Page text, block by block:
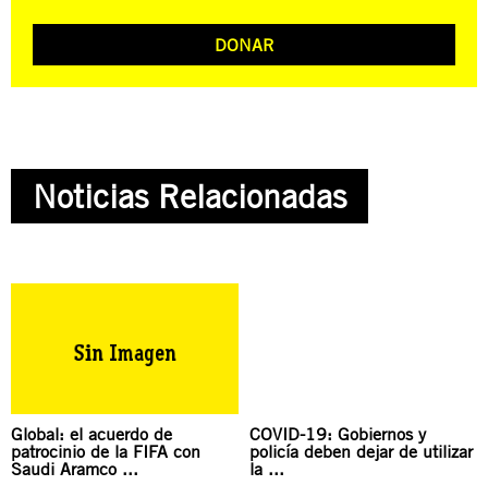
DONAR
Noticias Relacionadas
Global: el acuerdo de
patrocinio de la FIFA con
Saudi Aramco ...
COVID-19: Gobiernos y
policía deben dejar de utilizar
la ...